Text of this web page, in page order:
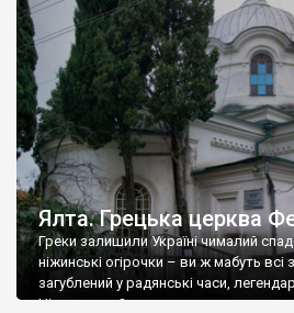
Ялта. Грецька церква
Греки залишили Україні чималий
ніжинські огірочки – ви ж мабуть всі
загублений у радянські часи,
Ніжин греки?